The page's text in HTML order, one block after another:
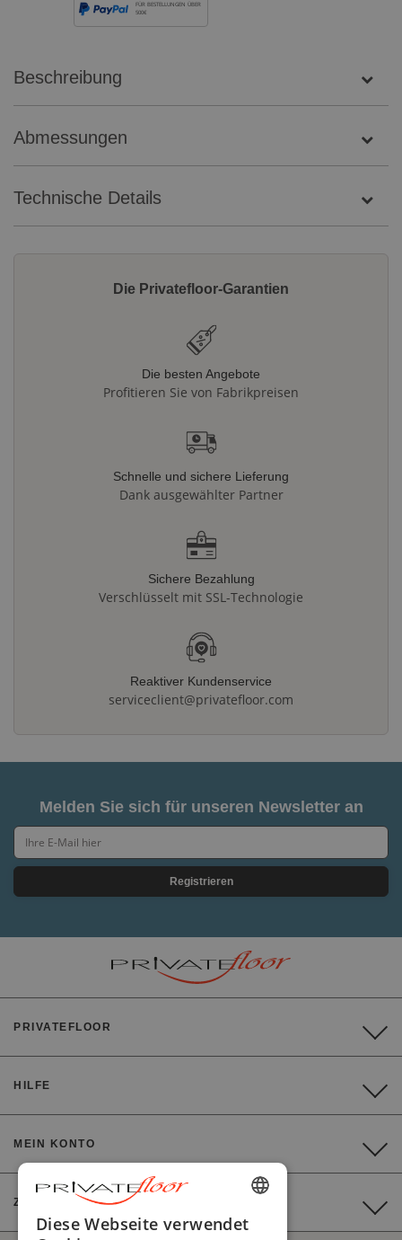
FÜR BESTELLUNGEN ÜBER
500€
Beschreibung
Abmessungen
Technische Details
Die Privatefloor-Garantien
Die besten Angebote
Profitieren Sie von Fabrikpreisen
Schnelle und sichere Lieferung
Dank ausgewählter Partner
Sichere Bezahlung
Verschlüsselt mit SSL-Technologie
Reaktiver Kundenservice
serviceclient@privatefloor.com
Melden Sie sich für unseren Newsletter an
Registrieren
PRIVATEFLOOR
HILFE
MEIN KONTO
ZAHLUNG
ENGLISH
Diese Webseite verwendet